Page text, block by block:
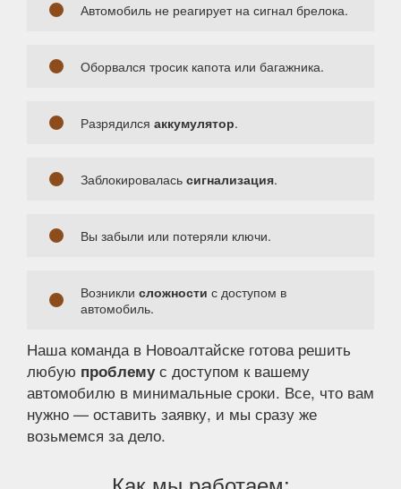
Автомобиль не реагирует на сигнал брелока.
Оборвался тросик капота или багажника.
Разрядился аккумулятор.
Заблокировалась сигнализация.
Вы забыли или потеряли ключи.
Возникли сложности с доступом в
автомобиль.
Наша команда в Новоалтайске готова решить
любую проблемус доступом к вашему
автомобилю в минимальные сроки. Все, что вам
нужно — оставить заявку, и мы сразу же
возьмемся за дело.